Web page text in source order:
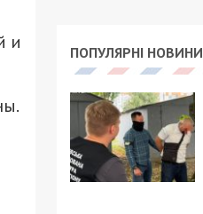
и ПОПУЛЯРНІ НОВИНИ